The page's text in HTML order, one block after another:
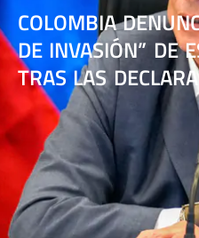
COLOMBIA
DE INVASIÓN” DE
TRAS LAS